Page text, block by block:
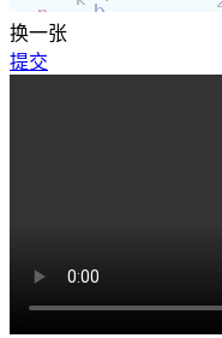
换一张
提交